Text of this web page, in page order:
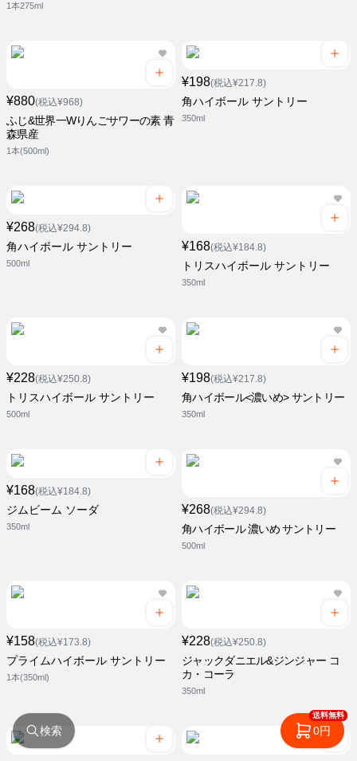
1本275ml
¥880(税込¥968)
ふじ&世界一Wりんごサワーの素 青
森県産
1本(500ml)
¥198(税込¥217.8)
角ハイボール サントリー
350ml
¥268(税込¥294.8)
角ハイボール サントリー
500ml
¥168(税込¥184.8)
トリスハイボール サントリー
350ml
¥228(税込¥250.8)
トリスハイボール サントリー
500ml
¥198(税込¥217.8)
角ハイボール<濃いめ> サントリー
350ml
¥168(税込¥184.8)
ジムビーム ソーダ
350ml
¥268(税込¥294.8)
角ハイボール 濃いめ サントリー
500ml
¥158(税込¥173.8)
プライムハイボール サントリー
1本(350ml)
¥228(税込¥250.8)
ジャックダニエル&ジンジャー コ
カ・コーラ
350ml
検索
送料無料
0円